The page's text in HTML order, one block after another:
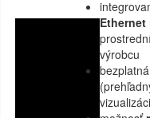
Ethernet
výrobcu